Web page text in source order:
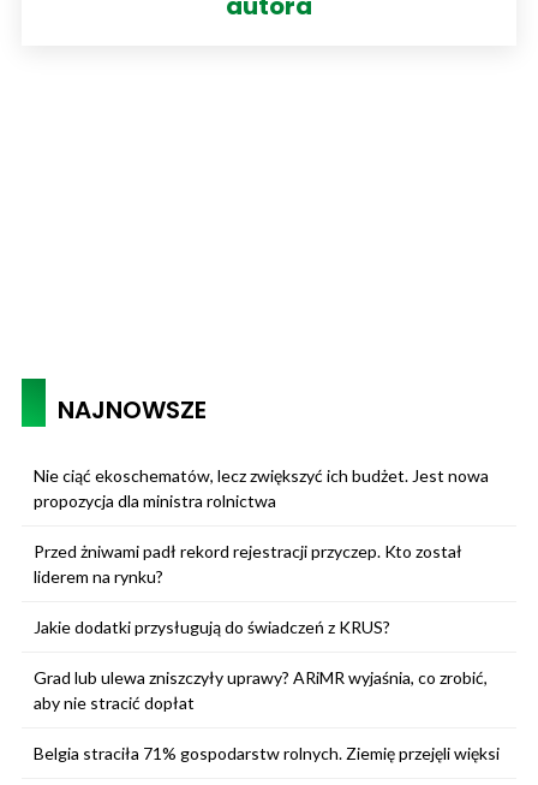
NAJNOWSZE
Nie ciąć ekoschematów, lecz zwiększyć ich budżet. Jest nowa
propozycja dla ministra rolnictwa
Przed żniwami padł rekord rejestracji przyczep. Kto został
liderem na rynku?
Jakie dodatki przysługują do świadczeń z KRUS?
Grad lub ulewa zniszczyły uprawy? ARiMR wyjaśnia, co zrobić,
aby nie stracić dopłat
Belgia straciła 71% gospodarstw rolnych. Ziemię przejęli więksi